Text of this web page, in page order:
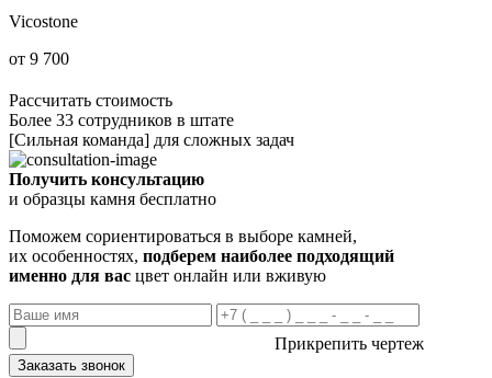
Vicostone
от 9 700
Рассчитать стоимость
Более 33 сотрудников в штате
[Сильная команда] для сложных задач
Получить консультацию
и образцы камня бесплатно
Поможем сориентироваться в выборе камней,
их особенностях, подберем наиболее подходящий
именно для вас цвет онлайн или вживую
Прикрепить чертеж
Заказать звонок